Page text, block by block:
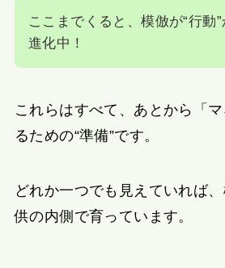
ここまでくると、模倣が“行動
進化中！
これらはすべて、あとから「
るための“準備”です。
どれか一つでも見えていれば
供の内側で育っています。